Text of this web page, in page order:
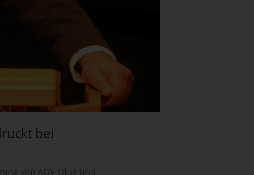
bei
von AGV Olpe und